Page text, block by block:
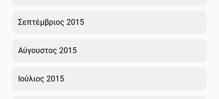
Σεπτέμβριος 2015
Αύγουστος 2015
Ιούλιος 2015